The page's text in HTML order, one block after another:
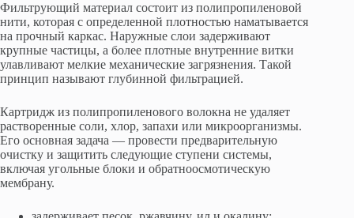
Фильтрующий материал состоит из полипропиленовой
нити, которая с определенной плотностью наматывается
на прочный каркас. Наружные слои задерживают
крупные частицы, а более плотные внутренние витки
улавливают мелкие механические загрязнения. Такой
принцип называют глубинной фильтрацией.
Картридж из полипропиленового волокна не удаляет
растворенные соли, хлор, запахи или микроорганизмы.
Его основная задача — провести предварительную
очистку и защитить следующие ступени системы,
включая угольные блоки и обратноосмотическую
мембрану.